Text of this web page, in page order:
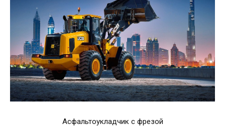
Асфальтоукладчик с фрезой